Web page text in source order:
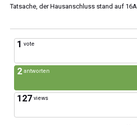
Tatsache, der Hausanschluss stand auf 16A.
1 vote
2 antworten
127 views